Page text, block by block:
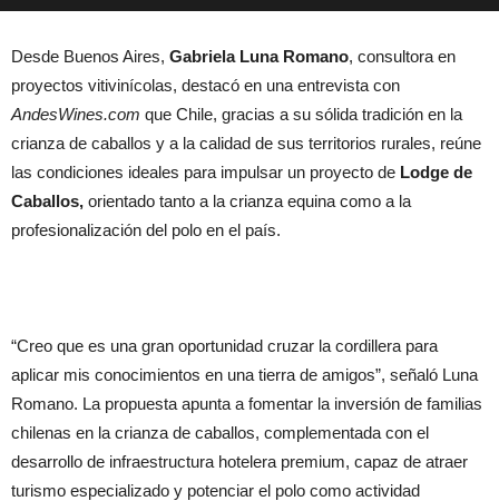
Desde Buenos Aires, Gabriela Luna Romano, consultora en
proyectos vitivinícolas, destacó en una entrevista con
AndesWines.com que Chile, gracias a su sólida tradición en la
crianza de caballos y a la calidad de sus territorios rurales, reúne
las condiciones ideales para impulsar un proyecto de Lodge de
Caballos, orientado tanto a la crianza equina como a la
profesionalización del polo en el país.
“Creo que es una gran oportunidad cruzar la cordillera para
aplicar mis conocimientos en una tierra de amigos”, señaló Luna
Romano. La propuesta apunta a fomentar la inversión de familias
chilenas en la crianza de caballos, complementada con el
desarrollo de infraestructura hotelera premium, capaz de atraer
turismo especializado y potenciar el polo como actividad